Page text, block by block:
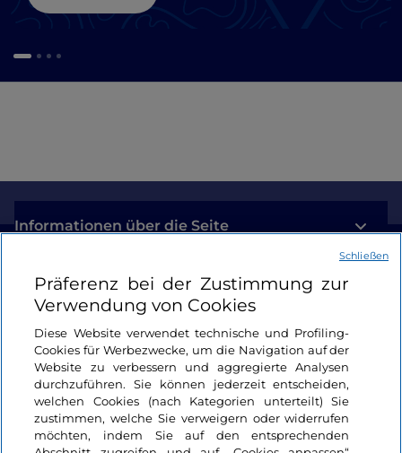
Informationen über die Seite
Nützliche Links
Login
Bleiben wir in Kontakt
Präferenz bei der Zustimmung zur
Verwendung von Cookies
Diese Website verwendet technische und Profiling-
Cookies für Werbezwecke, um die Navigation auf der
Website zu verbessern und aggregierte Analysen
durchzuführen. Sie können jederzeit entscheiden,
welchen Cookies (nach Kategorien unterteilt) Sie
zustimmen, welche Sie verweigern oder widerrufen
möchten, indem Sie auf den entsprechenden
Schließen